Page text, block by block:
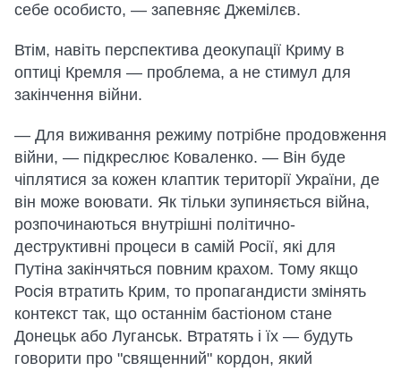
себе особисто, — запевняє Джемілєв.
Втім, навіть перспектива деокупації Криму в
оптиці Кремля — проблема, а не стимул для
закінчення війни.
— Для виживання режиму потрібне продовження
війни, — підкреслює Коваленко. — Він буде
чіплятися за кожен клаптик території України, де
він може воювати. Як тільки зупиняється війна,
розпочинаються внутрішні політично-
деструктивні процеси в самій Росії, які для
Путіна закінчяться повним крахом. Тому якщо
Росія втратить Крим, то пропагандисти змінять
контекст так, що останнім бастіоном стане
Донецьк або Луганськ. Втратять і їх — будуть
говорити про "священний" кордон, який